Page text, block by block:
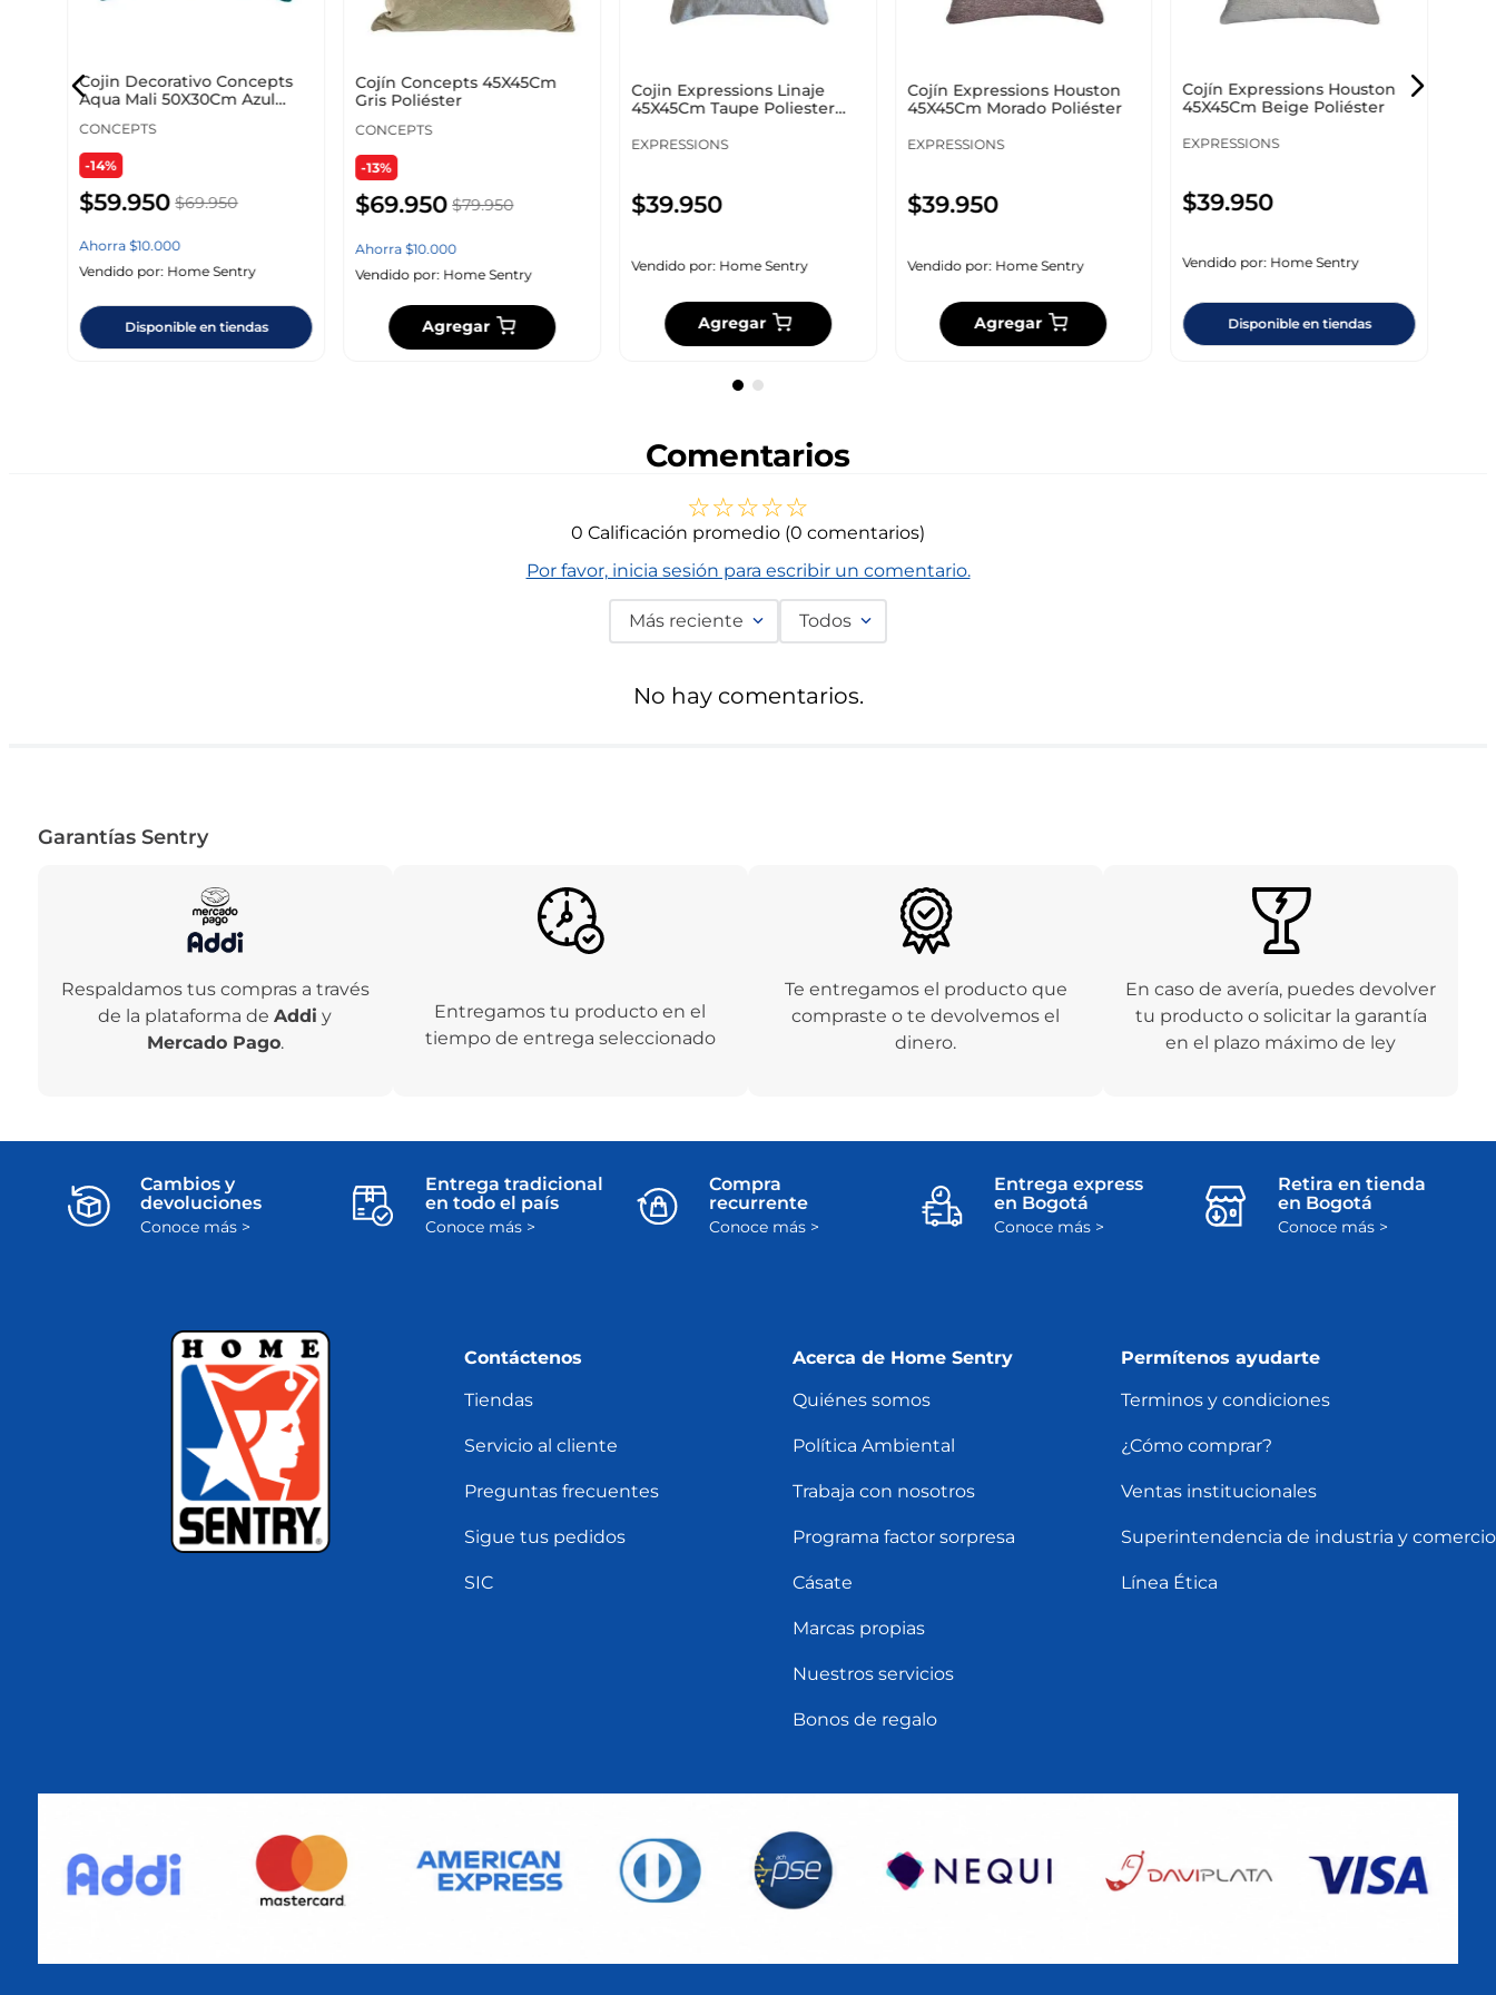
Cojin Decorativo Concepts
Aqua Mali 50X30Cm Azul
CONCEPTS
-14%
$59.950 $69.950
Ahorra$10.000
Vendido por: Home Sentry
Disponible en tiendas
Cojín Concepts 45X45Cm
Gris Poliéster
CONCEPTS
-13%
$69.950 $79.950
Ahorra$10.000
Vendido por: Home Sentry
Agregar
Cojin Expressions Linaje
45X45Cm Taupe Poliester
EXPRESSIONS
$39.950
Vendido por: Home Sentry
Agregar
Cojín Expressions Houston
45X45Cm Morado Poliéster
EXPRESSIONS
$39.950
Vendido por: Home Sentry
Agregar
Cojín Expressions Houston
45X45Cm Beige Poliéster
EXPRESSIONS
$39.950
Vendido por: Home Sentry
Disponible en tiendas
Comentarios
☆☆☆☆☆
0 Calificación promedio (0 comentarios)
Por favor, inicia sesión para escribir un comentario.
Más reciente Todos
No hay comentarios.
Garantías Sentry
Respaldamos tus compras a través
de la plataforma deAddi y
Mercado Pago.
Entregamos tu producto en el
tiempo de entrega seleccionado
Te entregamos el producto que
compraste o te devolvemos el
dinero.
En caso de avería, puedes devolver
tu producto o solicitar la garantía
en el plazo máximo de ley
Cambios y
devoluciones
Conoce más >
Entrega tradicional
en todo el país
Conoce más >
Compra
recurrente
Conoce más >
Entrega express
en Bogotá
Conoce más >
Retira en tienda
en Bogotá
Conoce más >
Contáctenos
Tiendas
Servicio al cliente
Preguntas frecuentes
Sigue tus pedidos
SIC
Acerca de Home Sentry
Quiénes somos
Política Ambiental
Trabaja con nosotros
Programa factor sorpresa
Cásate
Marcas propias
Nuestros servicios
Bonos de regalo
Permítenos ayudarte
Terminos y condiciones
¿Cómo comprar?
Ventas institucionales
Superintendencia de industria y comercio
Línea Ética